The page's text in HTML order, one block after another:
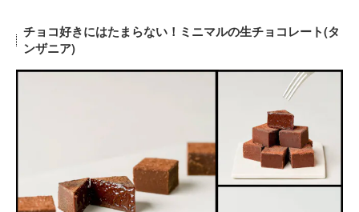
チョコ好きにはたまらない！ミニマルの生チョコレート(タ
ンザニア)